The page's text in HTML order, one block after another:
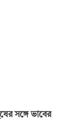
সঙ্গে ভাবের